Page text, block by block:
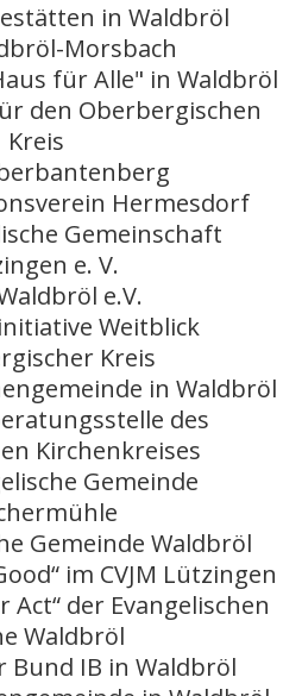
in Waldbröl
Morsbach
für Alle" in Waldbröl
den Oberbergischen
Kreis
Hermesdorf
Gemeinschaft
e. V.
e.V.
Weitblick
Kreis
in Waldbröl
des
Kirchenkreises
Gemeinde
Gemeinde Waldbröl
im CVJM Lützingen
Act“ der Evangelischen
Waldbröl
IB in Waldbröl